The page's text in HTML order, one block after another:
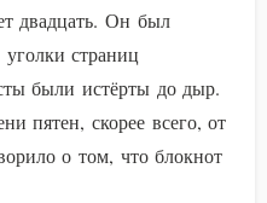
двадцать. Он был
страниц
были истёрты до дыр.
пятен, скорее всего, от
о том, что блокнот